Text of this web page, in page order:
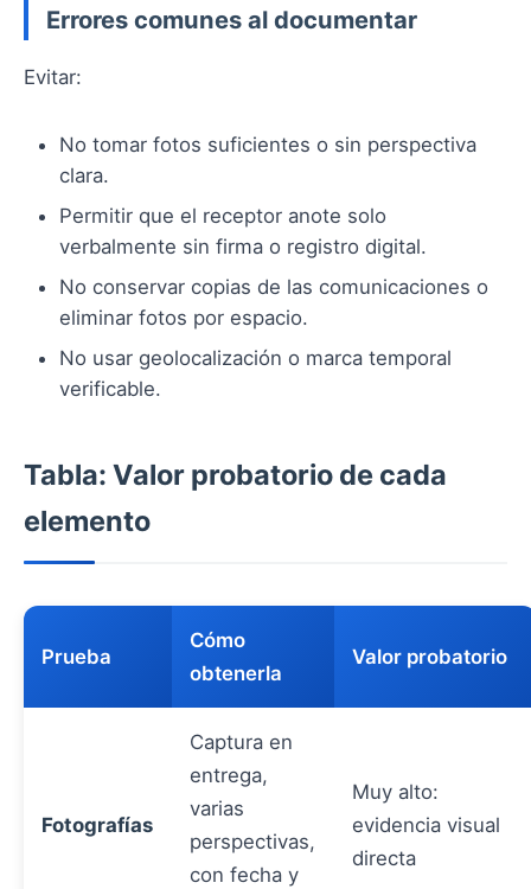
Errores comunes al documentar
Evitar:
No tomar fotos suficientes o sin perspectiva
clara.
Permitir que el receptor anote solo
verbalmente sin firma o registro digital.
No conservar copias de las comunicaciones o
eliminar fotos por espacio.
No usar geolocalización o marca temporal
verificable.
Tabla: Valor probatorio de cada
elemento
Prueba
Cómo
obtenerla
Valor probatorio
Fotografías
Captura en
entrega,
varias
perspectivas,
con fecha y
Muy alto:
evidencia visual
directa